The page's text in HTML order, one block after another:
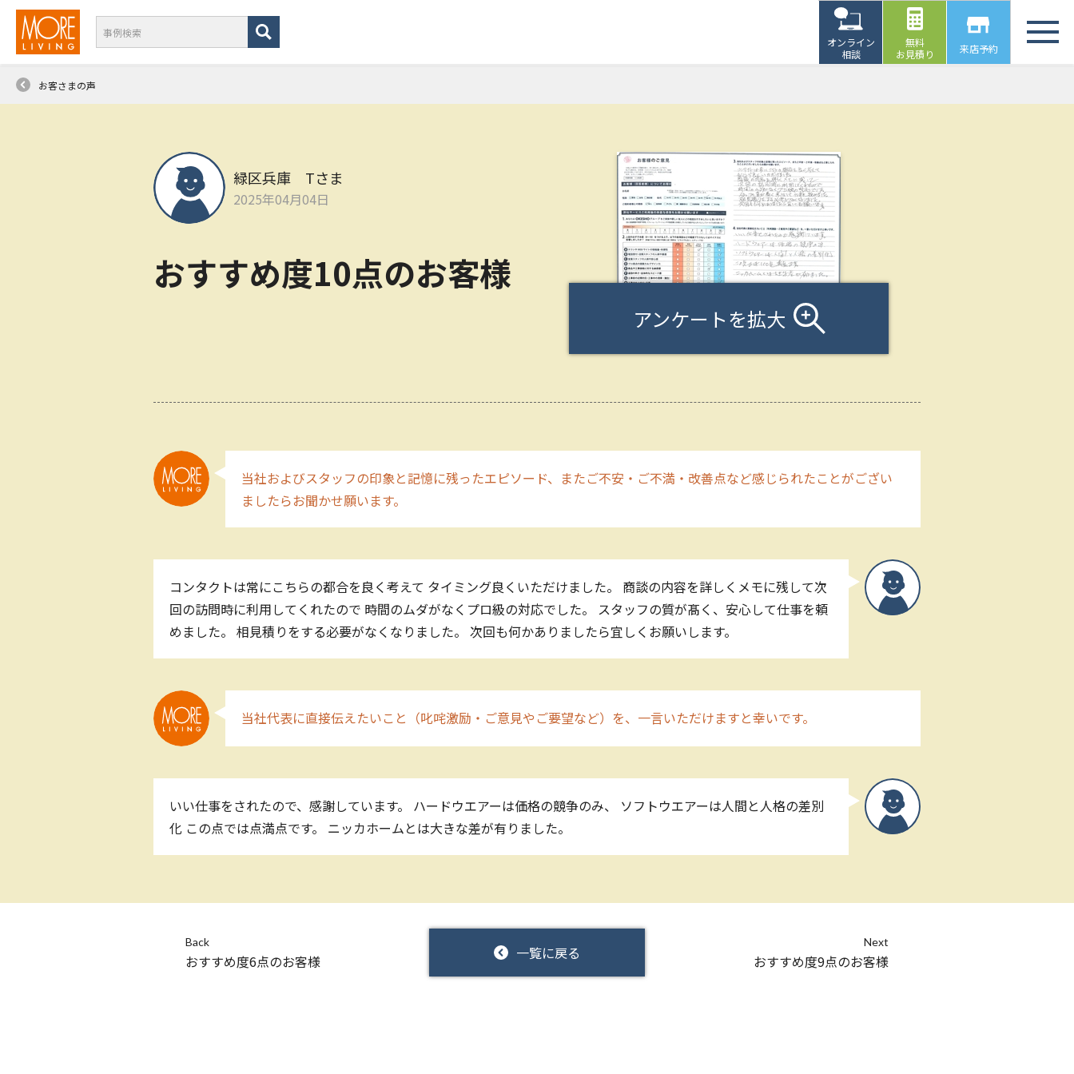
オンライン
相談
無料
お見積り
来店予約
お客さまの声
緑区兵庫 Tさま
2025年04月04日
おすすめ度10点のお客様
アンケートを拡大
当社およびスタッフの印象と記憶に残ったエピソード、またご不安・ご不満・改善点など感じられたことがござい
ましたらお聞かせ願います。
コンタクトは常にこちらの都合を良く考えて タイミング良くいただけました。 商談の内容を詳しくメモに残して次
回の訪問時に利用してくれたので 時間のムダがなくプロ級の対応でした。 スタッフの質が髙く、安心して仕事を頼
めました。 相見積りをする必要がなくなりました。 次回も何かありましたら宜しくお願いします。
当社代表に直接伝えたいこと（叱咤激励・ご意見やご要望など）を、一言いただけますと幸いです。
いい仕事をされたので、感謝しています。 ハードウエアーは価格の競争のみ、 ソフトウエアーは人間と人格の差別
化 この点では点満点です。 ニッカホームとは大きな差が有りました。
Back
おすすめ度6点のお客様 一覧に戻る
Next
おすすめ度9点のお客様